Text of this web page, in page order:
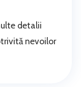
detalii
nevoilor